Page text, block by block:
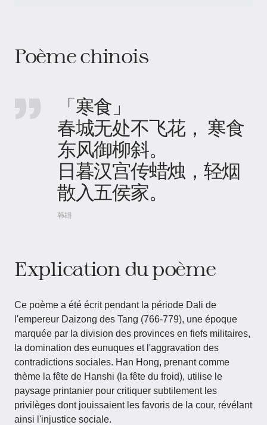
Poème chinois
「寒食」
春城无处不飞花， 寒食
东风御柳斜。
日暮汉宫传蜡烛，轻烟
散入五侯家。
韩翃
Explication du poème
Ce poème a été écrit pendant la période Dali de
l'empereur Daizong des Tang (766-779), une époque
marquée par la division des provinces en fiefs militaires,
la domination des eunuques et l'aggravation des
contradictions sociales. Han Hong, prenant comme
thème la fête de Hanshi (la fête du froid), utilise le
paysage printanier pour critiquer subtilement les
privilèges dont jouissaient les favoris de la cour, révélant
ainsi l'injustice sociale.